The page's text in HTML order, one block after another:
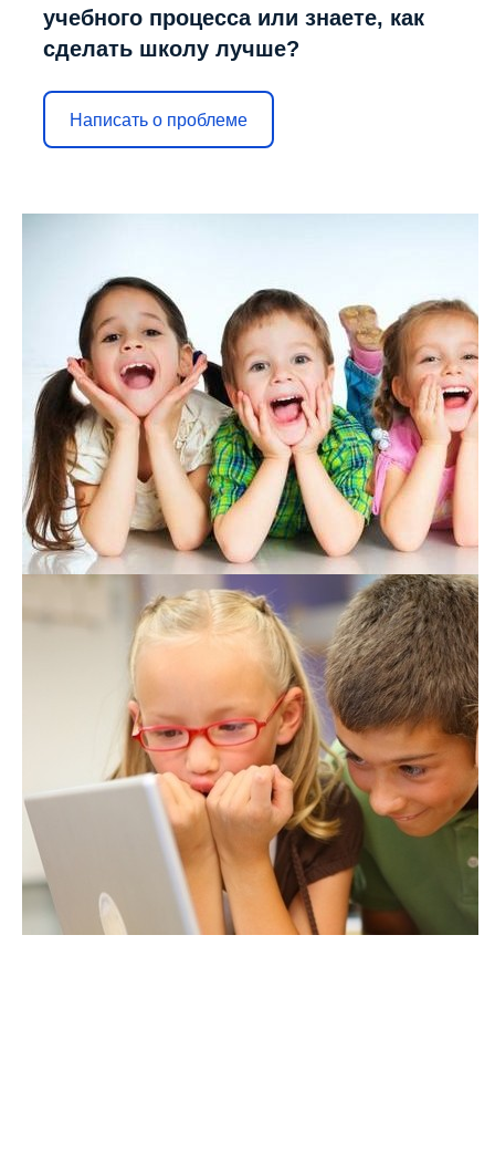
учебного процесса или знаете, как
сделать школу лучше?
Написать о проблеме